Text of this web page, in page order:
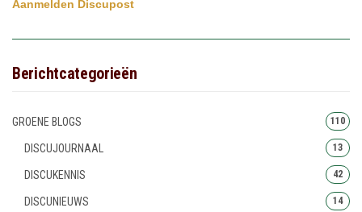
Aanmelden Discupost
Berichtcategorieën
GROENE BLOGS 110
DISCUJOURNAAL 13
DISCUKENNIS 42
DISCUNIEUWS 14